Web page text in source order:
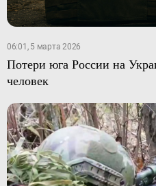
06:01, 5 марта 2026
Потери юга России на
человек